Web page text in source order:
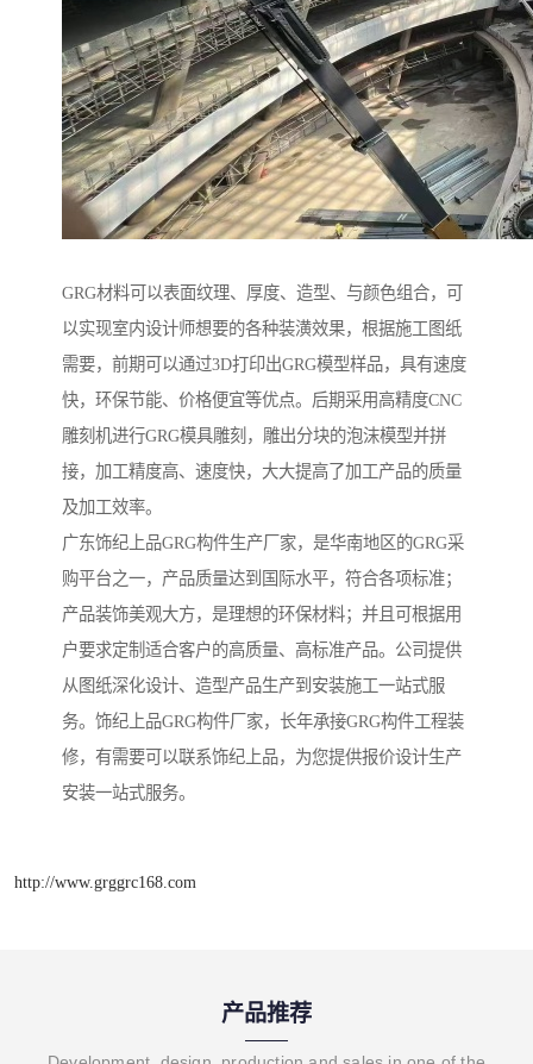
GRG材料可以表面纹理、厚度、造型、与颜色组合，可
以实现室内设计师想要的各种装潢效果，根据施工图纸
需要，前期可以通过3D打印出GRG模型样品，具有速度
快，环保节能、价格便宜等优点。后期采用高精度CNC
雕刻机进行GRG模具雕刻，雕出分块的泡沫模型并拼
接，加工精度高、速度快，大大提高了加工产品的质量
及加工效率。
广东饰纪上品GRG构件生产厂家，是华南地区的GRG采
购平台之一，产品质量达到国际水平，符合各项标准；
产品装饰美观大方，是理想的环保材料；并且可根据用
户要求定制适合客户的高质量、高标准产品。公司提供
从图纸深化设计、造型产品生产到安装施工一站式服
务。饰纪上品GRG构件厂家，长年承接GRG构件工程装
修，有需要可以联系饰纪上品，为您提供报价设计生产
安装一站式服务。
http://www.grggrc168.com
产品推荐